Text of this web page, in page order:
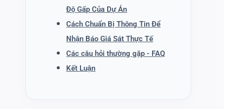
Độ Gấp Của Dự Án
Cách Chuẩn Bị Thông Tin Để
Nhận Báo Giá Sát Thực Tế
Các câu hỏi thường gặp - FAQ
Kết Luận